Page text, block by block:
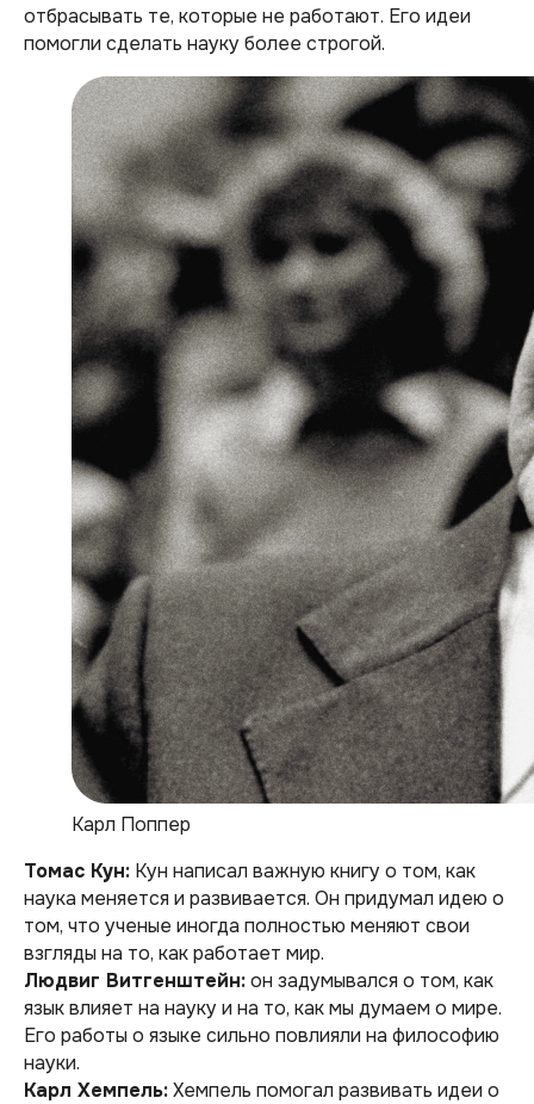
отбрасывать те, которые не работают. Его идеи
помогли сделать науку более строгой.
Карл Поппер
Томас Кун: Кун написал важную книгу о том, как
наука меняется и развивается. Он придумал идею о
том, что ученые иногда полностью меняют свои
взгляды на то, как работает мир.
Людвиг Витгенштейн:он задумывался о том, как
язык влияет на науку и на то, как мы думаем о мире.
Его работы о языке сильно повлияли на философию
науки.
Карл Хемпель:Хемпель помогал развивать идеи о